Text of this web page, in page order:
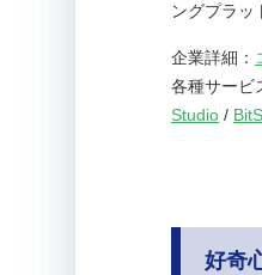
ングプラッ
企業詳細：
各種サービ
Studio /
好奇